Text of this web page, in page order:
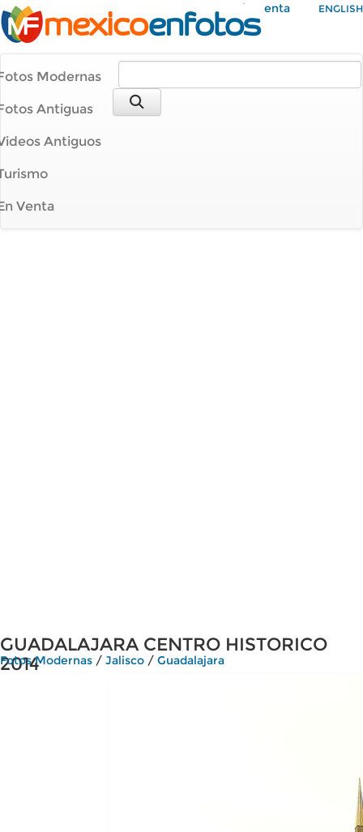
Mi Cuenta ENGLISH
Modernas
Antiguas
Antiguos
Venta
GUADALAJARA CENTRO HISTORICO
2014
Fotos Modernas / Jalisco / Guadalajara